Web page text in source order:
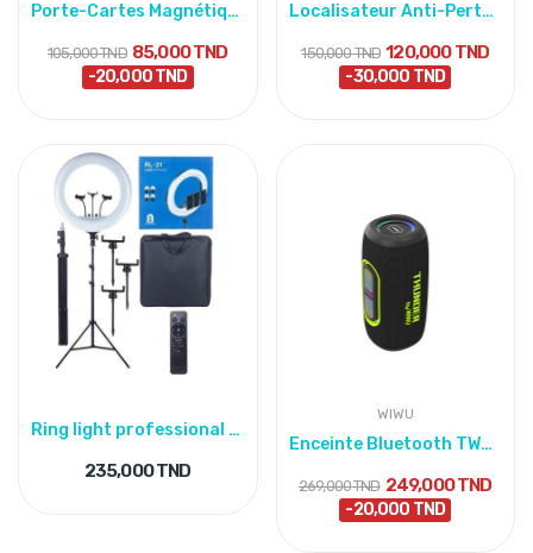
Porte-Cartes Magnétique En Cuir PU Avec Support...
105,000 TND 85,000 TND
-20,000 TND
Localisateur Anti-Perte Compatible Find My...
150,000 TND 120,000 TND
-30,000 TND
Ring light professional pour shooting
235,000 TND
WIWU
Enceinte Bluetooth TWS Suspendue Illuminée RGB...
269,000 TND 249,000 TND
-20,000 TND